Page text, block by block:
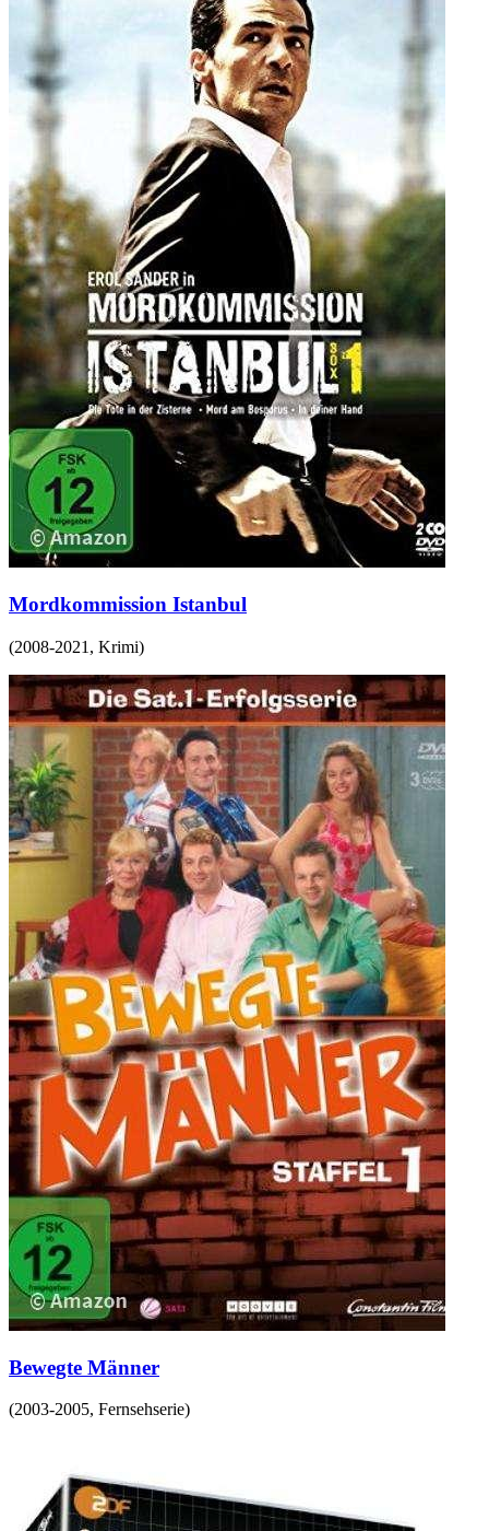
Mordkommission Istanbul
(2008-2021 , Krimi)
Bewegte Männer
(2003-2005, Fernsehserie)